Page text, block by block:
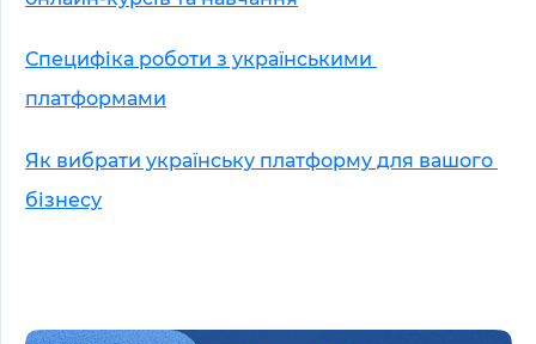
Специфіка роботи з українськими
платформами
Як вибрати українську платформу для вашого
бізнесу